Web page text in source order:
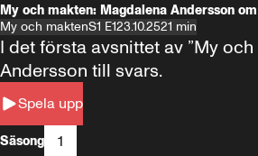
My och makten: Magdalena Andersson
My och maktenS1 E123.10.2521 min
Spela upp
I det första avsnittet av ”My
Andersson till svars.
Säsong 1